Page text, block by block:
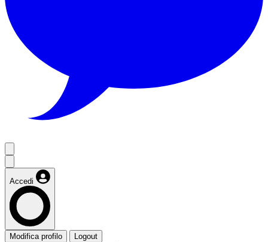
Accedi
Modifica profilo Logout